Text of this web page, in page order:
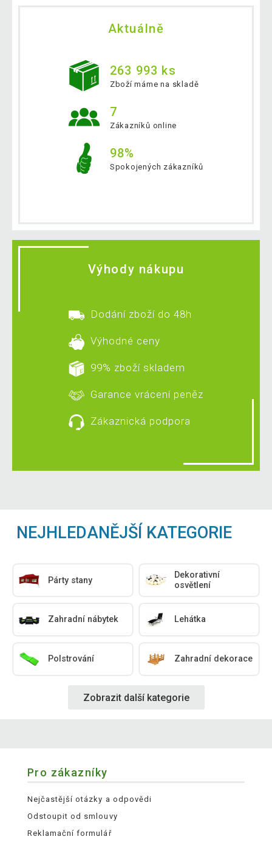
Aktuálně
263 993 ks
Zboží máme na skladě
7
Zákazníků online
98%
Spokojených zákazníků
Výhody nákupu
Dodání zboží do 48h
Výhodné ceny
99% zboží skladem
Garance vrácení peněz
Zákaznická podpora
NEJHLEDANĚJŠÍ KATEGORIE
Párty stany
Dekorativní
osvětlení
Zahradní nábytek Lehátka
Polstrování Zahradní dekorace
Zobrazit další kategorie
Pro zákazníky
Nejčastější otázky a odpovědi
Odstoupit od smlouvy
Reklamační formulář